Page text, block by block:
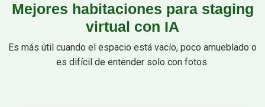
Mejores habitaciones para staging
virtual con IA
Es más útil cuando el espacio está vacío, poco amueblado o
es difícil de entender solo con fotos.